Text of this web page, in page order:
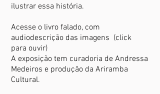
ilustrar essa história.
Acesse o livro falado, com
audiodescrição das imagens (click
para ouvir)
A exposição tem curadoria de Andressa
Medeiros e produção da Ariramba
Cultural.